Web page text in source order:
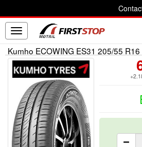
Toggle
navigation
Kumho ECOWING ES31 205/55 R16